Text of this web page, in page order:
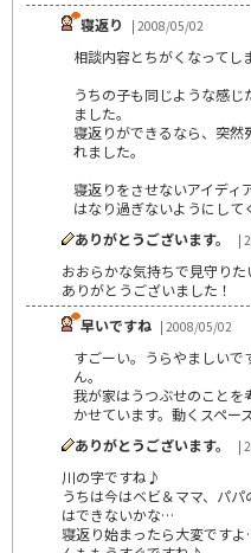
寝返り
| 2008/05/02
相談内容とちがくなって
うちの子も同じような感
ました。
寝返りができるなら、突然
れました。
寝返りをさせないアイディ
はなり過ぎないようにし
ありがとうございます。
|
おおらかな気持ちで見守り
ありがとうございました！
早いですね | 2008/05/02
すごーい。うらやましい
ん。
我が家はうつぶせのことを
かせています。動くスペ
ありがとうございます。
|
川の字ですね♪
うちは今はベビ＆ママ、パ
はできないかな…
寝返り始まったら大変です